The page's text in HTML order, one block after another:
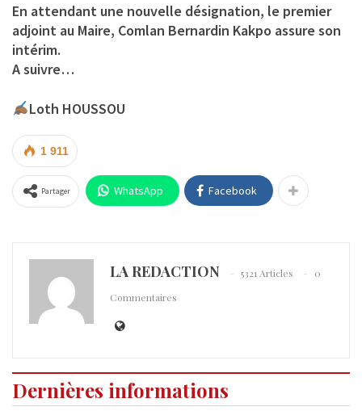
En attendant une nouvelle désignation, le premier
adjoint au Maire, Comlan Bernardin Kakpo assure son
intérim.
A suivre…
Loth HOUSSOU
1 911
Partager WhatsApp Facebook
LA REDACTION 5321 Articles
0
Commentaires
Dernières informations